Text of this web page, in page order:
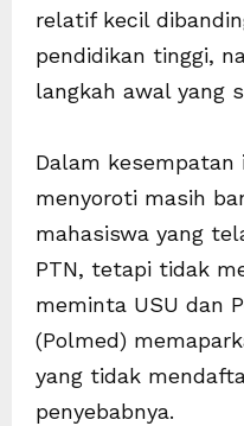
relatif kecil
pendidikan tinggi,
langkah awal yang
Dalam kesempatan
menyoroti masih
mahasiswa yang
PTN, tetapi tidak
meminta USU dan
(Polmed)
yang tidak
penyebabnya.